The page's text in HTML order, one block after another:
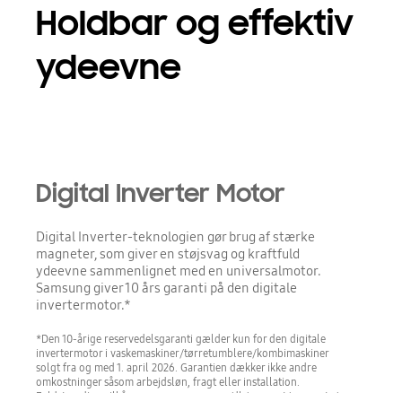
Holdbar og effektiv
ydeevne
Digital Inverter Motor
Digital Inverter-teknologien gør brug af stærke
magneter, som giver en støjsvag og kraftfuld
ydeevne sammenlignet med en universalmotor.
Samsung giver 10 års garanti på den digitale
invertermotor.*
*Den 10-årige reservedelsgaranti gælder kun for den digitale
invertermotor i vaskemaskiner/tørretumblere/kombimaskiner
solgt fra og med 1. april 2026. Garantien dækker ikke andre
omkostninger såsom arbejdsløn, fragt eller installation.